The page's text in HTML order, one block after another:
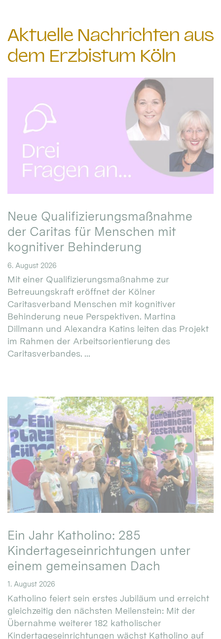
Aktuelle Nachrichten aus
dem Erzbistum Köln
Neue Qualifizierungsmaßnahme
der Caritas für Menschen mit
kognitiver Behinderung
6. August 2026
Mit einer Qualifizierungsmaßnahme zur
Betreuungskraft eröffnet der Kölner
Caritasverband Menschen mit kognitiver
Behinderung neue Perspektiven. Martina
Dillmann und Alexandra Katins leiten das Projekt
im Rahmen der Arbeitsorientierung des
Caritasverbandes. ...
Ein Jahr Katholino: 285
Kindertageseinrichtungen unter
einem gemeinsamen Dach
1. August 2026
Katholino feiert sein erstes Jubiläum und erreicht
gleichzeitig den nächsten Meilenstein: Mit der
Übernahme weiterer 182 katholischer
Kindertageseinrichtungen wächst Katholino auf